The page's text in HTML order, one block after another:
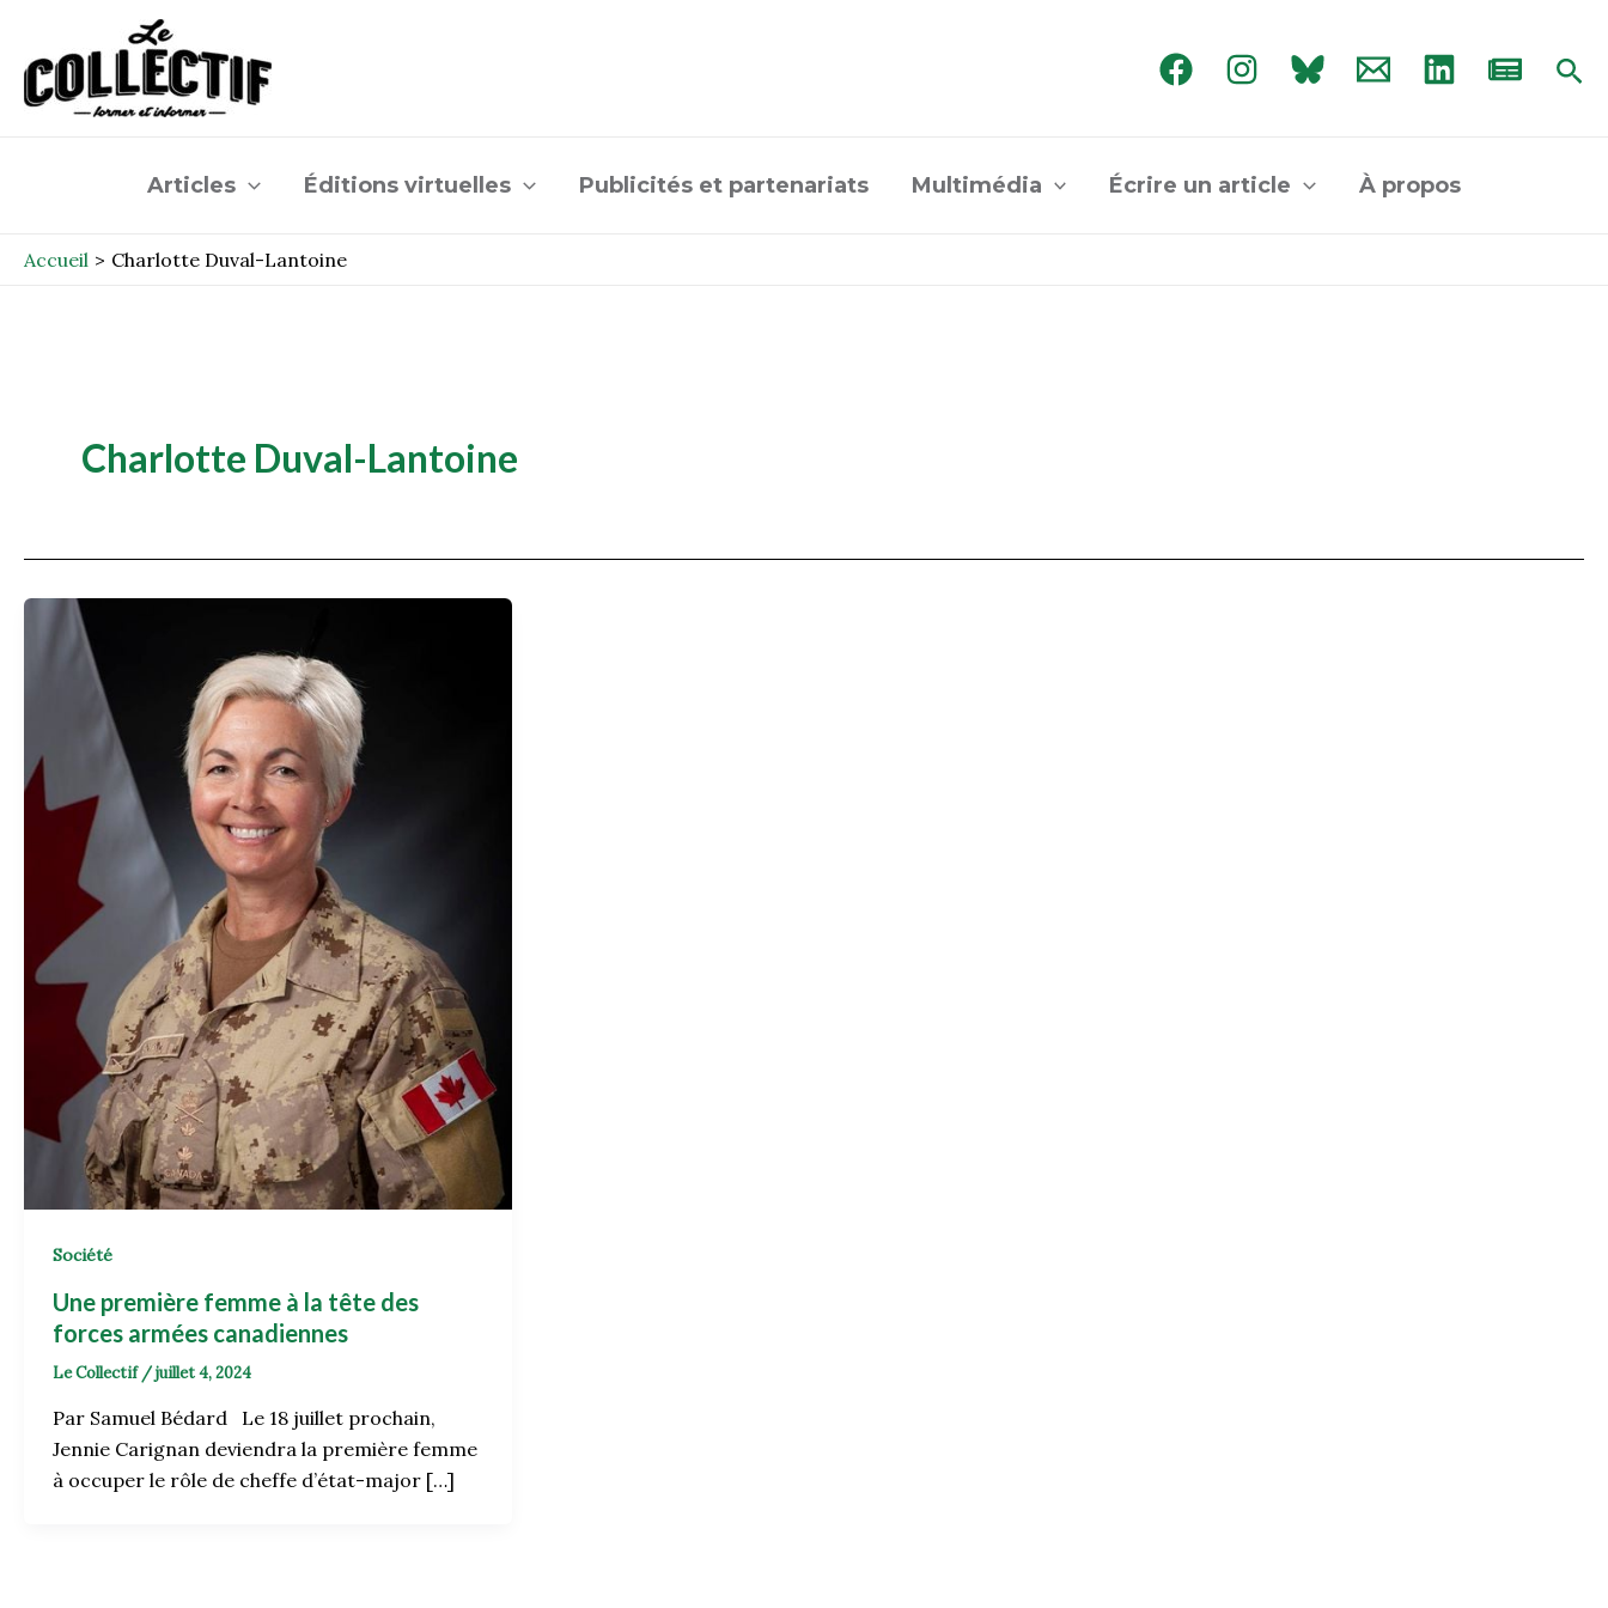
contenu
Articles Éditions virtuelles Publicités et partenariats Multimédia Écrire un article À propos
Accueil Charlotte Duval-Lantoine
Charlotte Duval-Lantoine
Société
Une première femme à la tête des
forces armées canadiennes
Le Collectif /juillet 4, 2024
Par Samuel Bédard Le 18 juillet prochain,
Jennie Carignan deviendra la première femme
à occuper le rôle de cheffe d’état-major […]